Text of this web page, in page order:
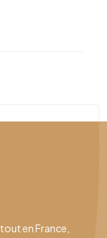
en France,